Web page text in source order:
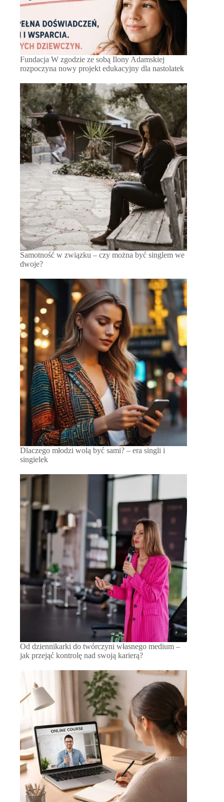
Fundacja W zgodzie ze sobą Ilony Adamskiej
rozpoczyna nowy projekt edukacyjny dla nastolatek
Samotność w związku – czy można być singlem we
dwoje?
Dlaczego młodzi wolą być sami? – era singli i
singielek
Od dziennikarki do twórczyni własnego medium –
jak przejąć kontrolę nad swoją karierą?